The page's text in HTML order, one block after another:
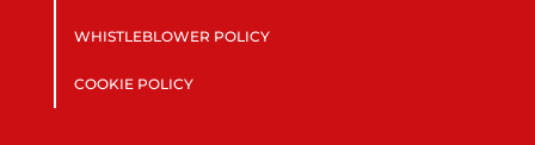
WHISTLEBLOWER POLICY
COOKIE POLICY